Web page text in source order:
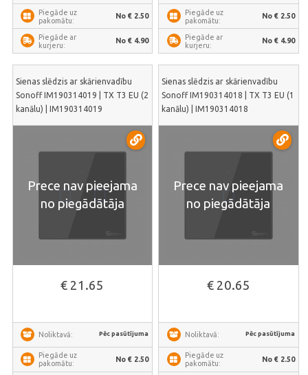
Piegāde uz
pakomātu:
No € 2.50
Piegāde ar
kurjeru:
No € 4.90
Piegāde uz
pakomātu:
No € 2.50
Piegāde ar
kurjeru:
No € 4.90
Sienas slēdzis ar skārienvadību
Sonoff IM190314019 | TX T3 EU (2
kanālu) | IM190314019
Prece nav pieejama
no piegādātāja
€ 21.65
Noliktavā: Pēc pasūtījuma
Piegāde uz
pakomātu:
No € 2.50
Sienas slēdzis ar skārienvadību
Sonoff IM190314018 | TX T3 EU (1
kanālu) | IM190314018
Prece nav pieejama
no piegādātāja
€ 20.65
Noliktavā: Pēc pasūtījuma
Piegāde uz
pakomātu:
No € 2.50